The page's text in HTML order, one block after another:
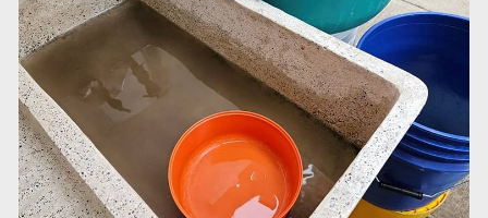
Estados Unidos suspende actividades en Michoacán y
frena importación de aguacate